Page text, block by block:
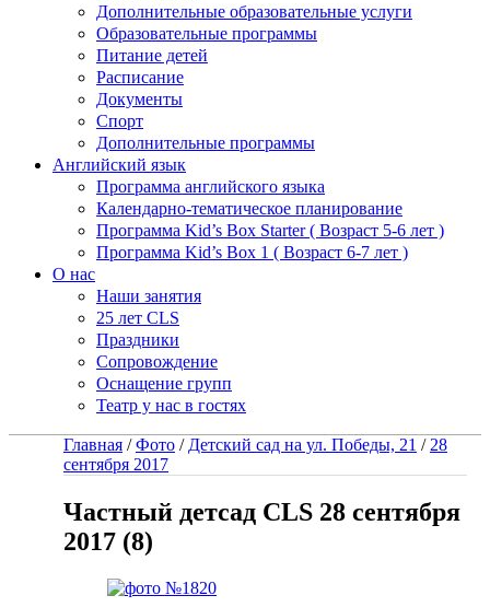
Дополнительные образовательные услуги
Образовательные программы
Питание детей
Расписание
Документы
Спорт
Дополнительные программы
Английский язык
Программа английского языка
Календарно-тематическое планирование
Программа Kid’s Box Starter ( Возраст 5-6 лет )
Программа Kid’s Box 1 ( Возраст 6-7 лет )
О нас
Наши занятия
25 лет CLS
Праздники
Сопровождение
Оснащение групп
Театр у нас в гостях
Главная /Фото / Детский сад на ул. Победы, 21 / 28
сентября 2017
Частный детсад CLS 28 сентября
2017 (8)